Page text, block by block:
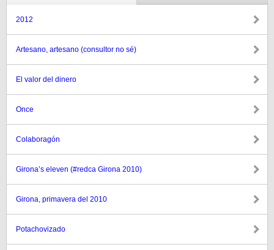
2012
Artesano, artesano (consultor no sé)
El valor del dinero
Once
Colaboragón
Girona’s eleven (#redca Girona 2010)
Girona, primavera del 2010
Potachovizado